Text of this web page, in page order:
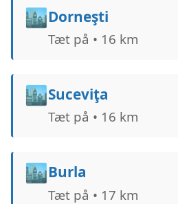
🏙️Dorneşti
Tæt på • 16 km
🏙️Suceviţa
Tæt på • 16 km
🏙️Burla
Tæt på • 17 km